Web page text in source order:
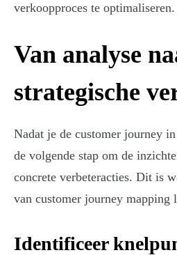
verkoopproces te optimaliseren.
Van analyse
strategische
Nadat je de customer journey
de volgende stap om de
concrete verbeteracties. Dit is
van customer journey mapping
Identificeer